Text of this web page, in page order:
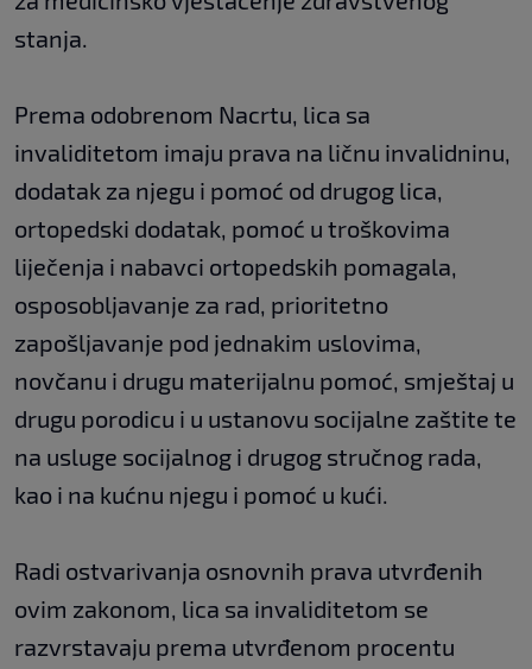
stanja.
Prema odobrenom Nacrtu, lica sa
invaliditetom imaju prava na ličnu invalidninu,
dodatak za njegu i pomoć od drugog lica,
ortopedski dodatak, pomoć u troškovima
liječenja i nabavci ortopedskih pomagala,
osposobljavanje za rad, prioritetno
zapošljavanje pod jednakim uslovima,
novčanu i drugu materijalnu pomoć, smještaj u
drugu porodicu i u ustanovu socijalne zaštite te
na usluge socijalnog i drugog stručnog rada,
kao i na kućnu njegu i pomoć u kući.
Radi ostvarivanja osnovnih prava utvrđenih
ovim zakonom, lica sa invaliditetom se
razvrstavaju prema utvrđenom procentu